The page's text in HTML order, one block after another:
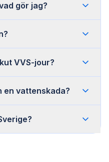
gör jag?
VVS-jour?
en vattenskada?